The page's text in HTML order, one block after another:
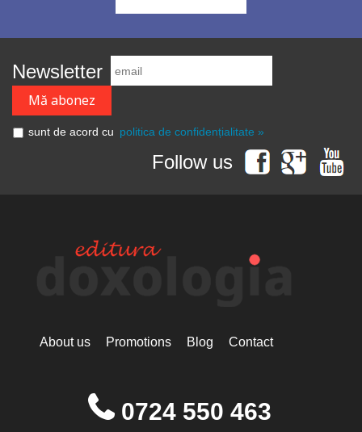
Newsletter
sunt de acord cu politica de confidențialitate »
Follow us
About us Promotions Blog Contact
0724 550 463